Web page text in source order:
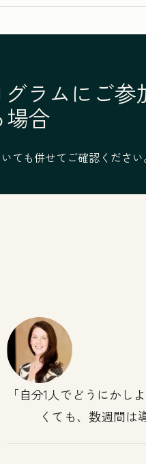
ラムにご参
場合
ても併せてご確認ください
自分1人でどうにかし
くても、数週間は